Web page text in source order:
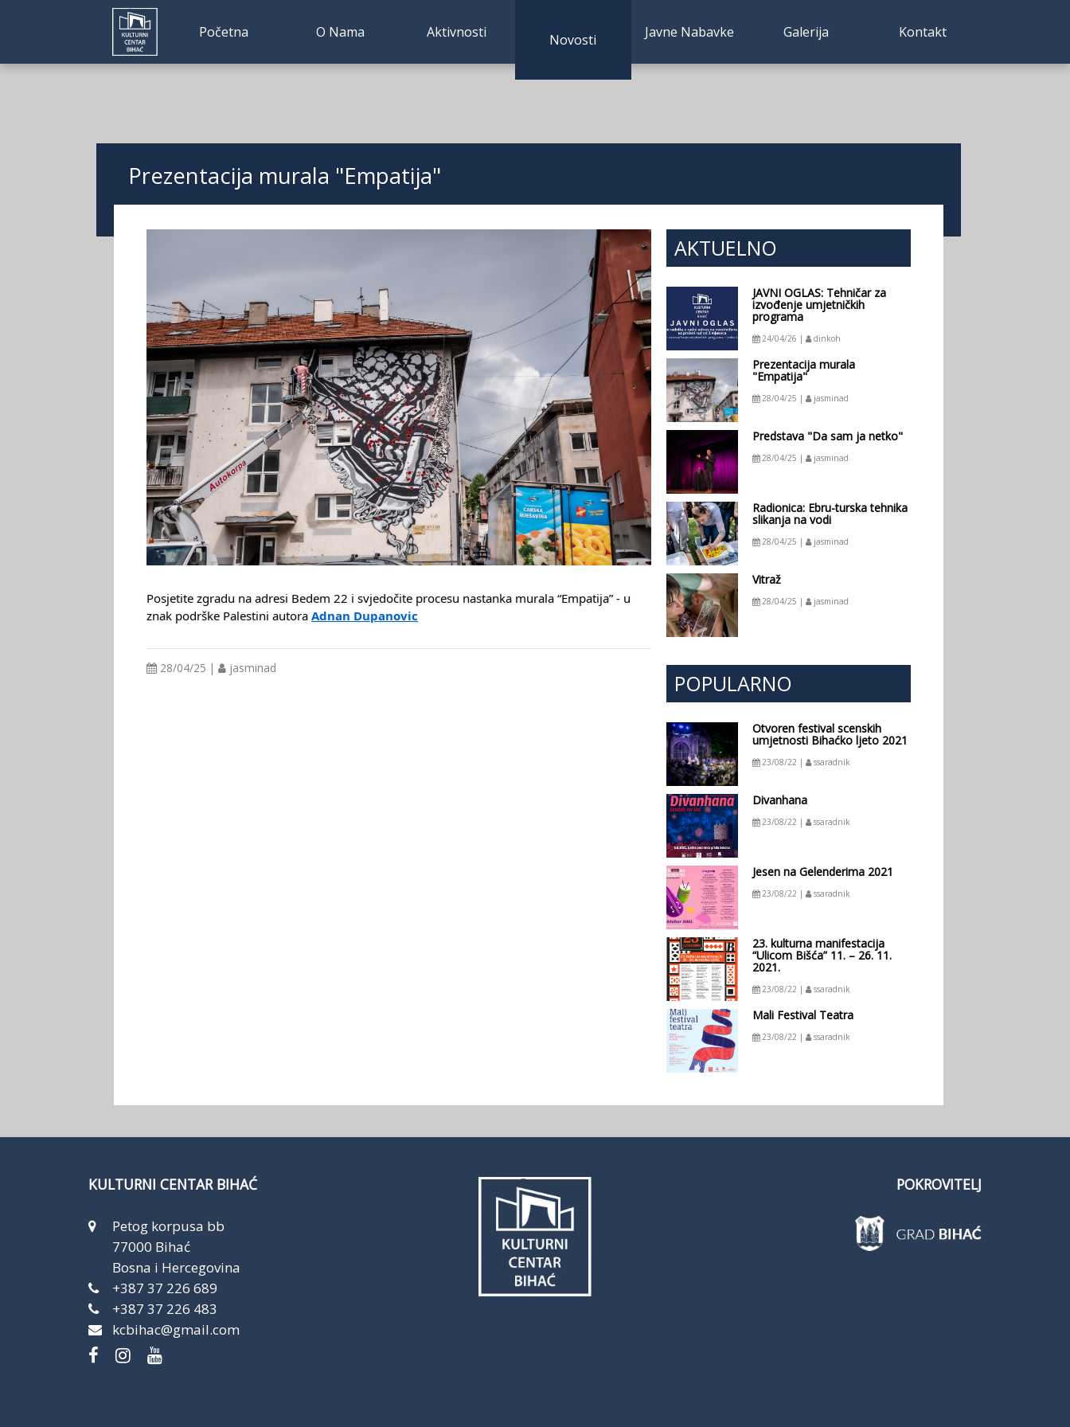
Početna O Nama Aktivnosti Novosti (current)Javne Nabavke Galerija Kontakt
Prezentacija murala "Empatija"
Posjetite zgradu na adresi Bedem 22 i svjedočite procesu nastanka murala “Empatija” - u
znak podrške Palestini autoraAdnan Dupanovic
28/04/25 | jasminad
AKTUELNO
JAVNI OGLAS: Tehničar za
izvođenje umjetničkih
programa
24/04/26 | dinkoh
Prezentacija murala
"Empatija"
28/04/25 | jasminad
Predstava "Da sam ja netko"
28/04/25 | jasminad
Radionica: Ebru-turska tehnika
slikanja na vodi
28/04/25 | jasminad
Vitraž
28/04/25 | jasminad
POPULARNO
Otvoren festival scenskih
umjetnosti Bihaćko ljeto 2021
23/08/22 | ssaradnik
Divanhana
23/08/22 | ssaradnik
Jesen na Gelenderima 2021
23/08/22 | ssaradnik
23. kulturna manifestacija
“Ulicom Bišća” 11. – 26. 11.
2021.
23/08/22 | ssaradnik
Mali Festival Teatra
23/08/22 | ssaradnik
KULTURNI CENTAR BIHAĆ
Petog korpusa bb
77000 Bihać
Bosna i Hercegovina
+387 37 226 689
+387 37 226 483
kcbihac@gmail.com
POKROVITELJ